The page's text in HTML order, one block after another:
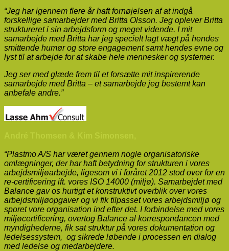
“Jeg har igennem flere år haft fornøjelsen af at indgå
forskellige samarbejder med Britta Olsson. Jeg oplever Britta
struktureret i sin arbejdsform og meget vidende. I mit
samarbejde med Britta har jeg specielt lagt vægt på hendes
smittende humør og store engagement samt hendes evne og
lyst til at arbejde for at skabe hele mennesker og systemer.
Jeg ser med glæde frem til et forsætte mit inspirerende
samarbejde med Britta – et samarbejde jeg bestemt kan
anbefale andre.”
“Plastmo A/S har været gennem nogle organisatoriske
omlægninger, der har haft betydning for strukturen i vores
arbejdsmiljøarbejde, ligesom vi i foråret 2012 stod over for en
re-certificering ift. vores ISO 14000 (miljø). Samarbejdet med
Balance gav os hurtigt et konstruktivt overblik over vores
arbejdsmiljøopgaver og vi fik tilpasset vores arbejdsmiljø og
sporet vore organisation ind efter det. I forbindelse med vores
miljøcertificering, overtog Balance al korrespondancen med
myndighederne, fik sat struktur på vores dokumentation og
ledelsessystem, og sikrede løbende i processen en dialog
med ledelse og medarbejdere.